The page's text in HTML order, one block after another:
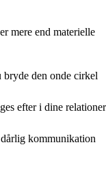
mere end materielle
bryde den onde cirkel
efter i dine relationer
kommunikation